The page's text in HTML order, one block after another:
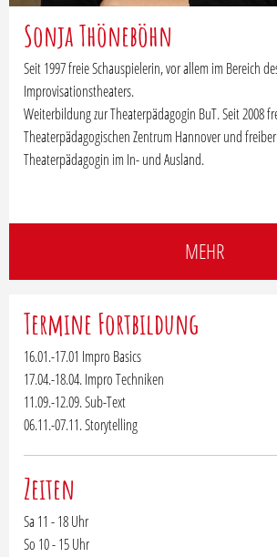
Sonja Thöneböhn
Seit 1997 freie Schauspielerin, vor allem im Bereich
Improvisationstheaters.
Weiterbildung zur Theaterpädagogin BuT. Seit 2008
Theaterpädagogischen Zentrum Hannover und
Theaterpädagogin im In- und Ausland.
MEHR
Termine Fortbildung
16.01.-17.01 Impro Basics
17.04.-18.04. Impro Techniken
11.09.-12.09. Sub-Text
06.11.-07.11. Storytelling
Zeiten
Sa 11 - 18 Uhr
So 10 - 15 Uhr